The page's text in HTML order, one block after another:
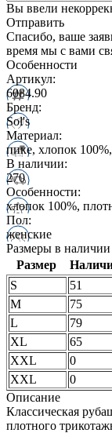
Вы ввели
Отправить
Спасибо, ваше
время мы с вами
Особенности
Артикул:
6084.90
Бренд:
Sol's
Материал:
пике, хлопок
В наличии:
270
Особенности:
хлопок 100%,
Пол:
женские
Размеры в наличии
Размер
S
51
M
75
L
79
XL
65
XXL
0
XXL
0
Описание
Классическая
плотного